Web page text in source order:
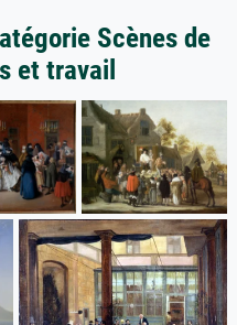
Scènes de
et travail